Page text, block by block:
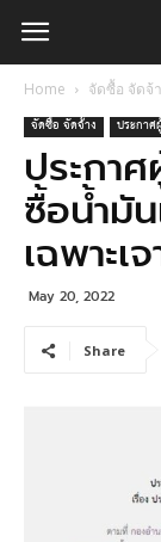
Home จัดซื้อ จัดจ้
จัดซื้อ จัดจ้าง ประกาศ
ประกา
ซื้อน้ำมั
เฉพาะเ
May 20, 2022
Share